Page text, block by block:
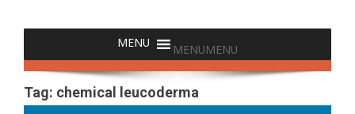
MENUMENU
Tag: chemical leucoderma